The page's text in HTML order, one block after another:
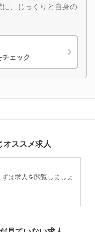
、じっくりと自身の
チェック
オススメ求人
は求人を閲覧しましょ